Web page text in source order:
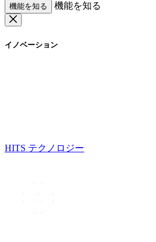
機能を知る 機能を知る
イノベーション
HITS テクノロジー